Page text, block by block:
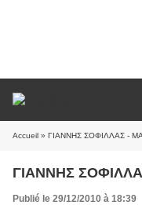
Accueil » ΓΙΑΝΝΗΣ ΣΟΦΙΛΛΑΣ -
ΓΙΑΝΝΗΣ
Publié le 29/12/2010 à 18:39